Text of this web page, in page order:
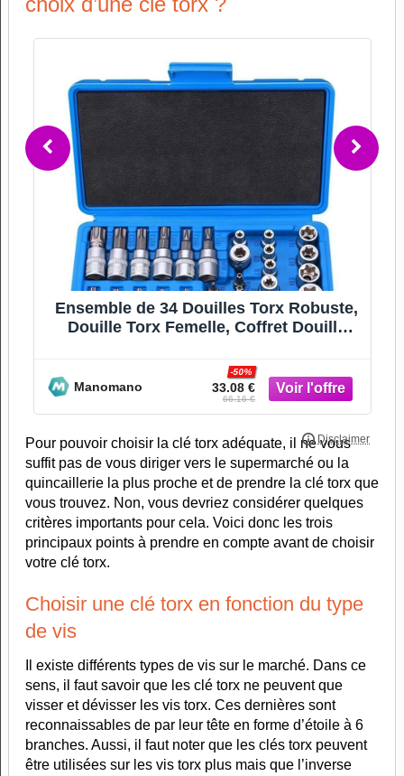
Ensemble de 34 Douilles Torx Robuste,
Douille Torx Femelle, Coffret Douille
Manomano 33.08 €
-50%
66.16 €
Pour pouvoir choisir la clé torx adéquate, il ne vous
suffit pas de vous diriger vers le supermarché ou la
quincaillerie la plus proche et de prendre la clé torx que
vous trouvez. Non, vous devriez considérer quelques
critères importants pour cela. Voici donc les trois
principaux points à prendre en compte avant de choisir
votre clé torx.
Choisir une clé torx en fonction du type
de vis
Il existe différents types de vis sur le marché. Dans ce
sens, il faut savoir que les clé torx ne peuvent que
visser et dévisser les vis torx. Ces dernières sont
reconnaissables de par leur tête en forme d’étoile à 6
branches. Aussi, il faut noter que les clés torx peuvent
être utilisées sur les vis torx plus mais que l’inverse